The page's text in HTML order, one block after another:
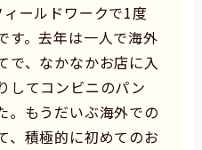
ールドワークで1度
す。去年は一人で海外
で、なかなかお店に入
してコンビニのパン
。もうだいぶ海外での
、積極的に初めてのお